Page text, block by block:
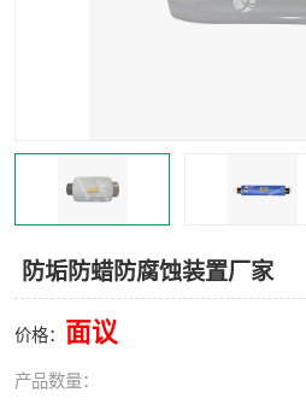
防垢防蜡防腐蚀装置厂家
价格： 面议
产品数量：